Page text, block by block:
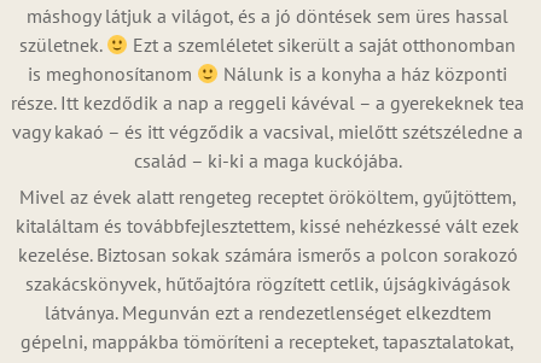
máshogy látjuk a világot, és a jó döntések sem üres hassal
születnek.
Ezt a szemléletet sikerült a saját otthonomban
is meghonosítanom
Nálunk is a konyha a ház központi
része. Itt kezdődik a nap a reggeli kávéval – a gyerekeknek tea
vagy kakaó – és itt végződik a vacsival, mielőtt szétszéledne a
család – ki-ki a maga kuckójába.
Mivel az évek alatt rengeteg receptet örököltem, gyűjtöttem,
kitaláltam és továbbfejlesztettem, kissé nehézkessé vált ezek
kezelése. Biztosan sokak számára ismerős a polcon sorakozó
szakácskönyvek, hűtőajtóra rögzített cetlik, újságkivágások
látványa. Megunván ezt a rendezetlenséget elkezdtem
gépelni, mappákba tömöríteni a recepteket, tapasztalatokat,